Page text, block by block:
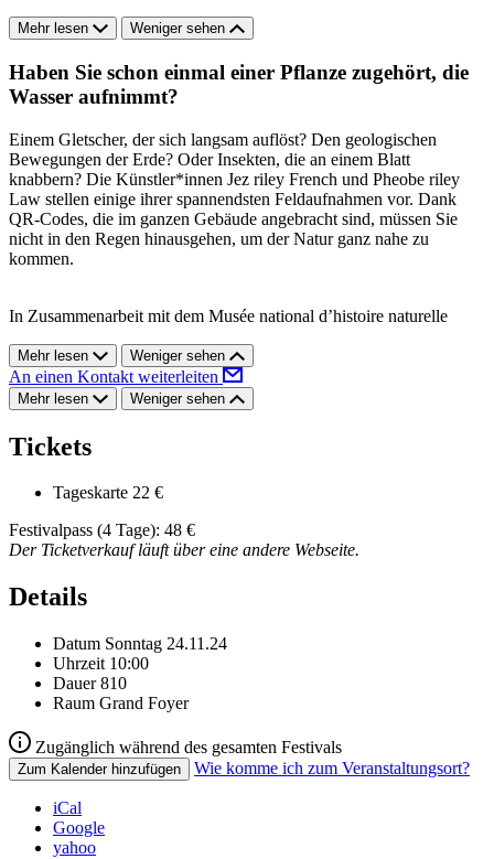
Mehr lesen Weniger sehen
Haben Sie schon einmal einer Pflanze zugehört, die
Wasser aufnimmt?
Einem Gletscher, der sich langsam auflöst? Den geologischen
Bewegungen der Erde? Oder Insekten, die an einem Blatt
knabbern? Die Künstler*innen Jez riley French und Pheobe riley
Law stellen einige ihrer spannendsten Feldaufnahmen vor. Dank
QR-Codes, die im ganzen Gebäude angebracht sind, müssen Sie
nicht in den Regen hinausgehen, um der Natur ganz nahe zu
kommen.
In Zusammenarbeit mit dem Musée national d’histoire naturelle
Mehr lesen Weniger sehen
An einen Kontakt weiterleiten
Mehr lesen Weniger sehen
Tickets
Tageskarte 22 €
Festivalpass (4 Tage): 48 €
Der Ticketverkauf läuft über eine andere Webseite.
Details
Datum Sonntag 24.11.24
Uhrzeit 10:00
Dauer 810
Raum Grand Foyer
Zugänglich während des gesamten Festivals
Zum Kalender hinzufügen Wie komme ich zum Veranstaltungsort?
iCal
Google
yahoo